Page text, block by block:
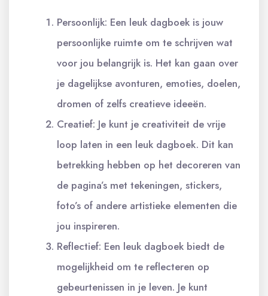
Persoonlijk: Een leuk dagboek is jouw
persoonlijke ruimte om te schrijven wat
voor jou belangrijk is. Het kan gaan over
je dagelijkse avonturen, emoties, doelen,
dromen of zelfs creatieve ideeën.
Creatief: Je kunt je creativiteit de vrije
loop laten in een leuk dagboek. Dit kan
betrekking hebben op het decoreren van
de pagina’s met tekeningen, stickers,
foto’s of andere artistieke elementen die
jou inspireren.
Reflectief: Een leuk dagboek biedt de
mogelijkheid om te reflecteren op
gebeurtenissen in je leven. Je kunt